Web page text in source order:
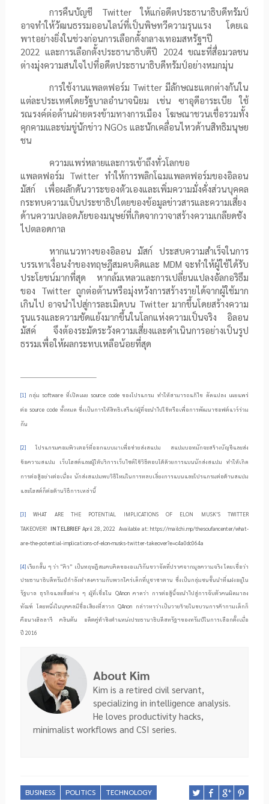
การคืนบัญชี Twitterให้แก่อดีตประธานาธิบดีทรัมป์
อาจทำให้วัฒนธรรมออนไลน์ที่เป็นพิษทวีความรุนแรง โดยเฉ
พาtอย่างยิ่งในช่วงก่อนการเลือกตั้งกลางเทอมสหรัฐฯปี
2022 และการเลือกตั้งประธานาธิบดีปี 2024ขณะที่สื่อมวลชน
ต่างมุ่งความสนใจไปที่อดีตประธานาธิบดีทรัมป์อย่างหมกมุ่น
การใช้งานแพลตฟอร์ม Twitterมีลักษณะแตกต่างกันใน
แต่ละประเทศโดยรัฐบาลอำนาจนิยม เช่น ซาอุดีอาระเบีย ใช้
รณรงค์ต่อต้านฝ่ายตรงข้ามทางการเมือง โฆษณาชวนเชื่อรวมทั้ง
คุกคามและข่มขู่นักข่าว NGOs และนักเคลื่อนไหวด้านสิทธิมนุษย
ชน
ความแพร่หลายและการเข้าถึงทั่วโลกขอ
แพลตฟอร์ม Twitterทำให้การพลิกโฉมแพลตฟอร์มของอิลอน
มัสก์ เพื่อผลักดันวาระของตัวเองและเพิ่มความมั่งคั่งส่วนบุคคล
กระทบความเป็นประชาธิปไตยของข้อมูลข่าวสารและความเสี่ยง
ด้านความปลอดภัยของมนุษย์ที่เกิดจากวาจาสร้างความเกลียดชัง
ไปตลอดกาล
หากแนวทางของอิลอน มัสก์ ประสบความสำเร็จในการ
บรรเทาเงื่อนงำของทฤษฎีสมคบคิดและ MDM จะทำให้ผู้ใช้ได้รับ
ประโยชน์มากที่สุด หากล้มเหลวและการเปลี่ยนแปลงอัลกอริธึม
ของ Twitterถูกต่อต้านหรือมุ่งหวังการสร้างรายได้จากผู้ใช้มาก
เกินไป อาจนำไปสู่การละเมิดบน Twitterมากขึ้นโดยสร้างความ
รุนแรงและความขัดแย้งมากขึ้นในโลกแห่งความเป็นจริง อิลอน
มัสค์ จึงต้องระมัดระวังความเสี่ยงและดำเนินการอย่างเป็นรูป
ธรรมเพื่อให้ผลกระทบเหลือน้อยที่สุด
[1] กลุ่มsoftware ที่เปิดเผยsource code ของโปรแกรม ทำให้สามารถแก้ไข ดัดแปลง เผยแพร่
ต่อsource code ทั้งหมด ซึ่งเป็นการให้สิทธิเสรีแก่ผู้ที่จะนำไปใช้หรือเพื่อการพัฒนาซอฟต์แวร์ร่วม
กัน
[2]
โปรแกรมคอมพิวเตอร์ที่ออกแบบมาเพื่อช่วยส่งสแปม สแปมบอทมักจะสร้างบัญชีและส่ง
ข้อความสแปม เว็บโฮสต์และผู้ให้บริการเว็บไซต์ใช้วิธีตอบโต้ด้วยการแบนนักส่งสแปม ทำให้เกิด
การต่อสู้อย่างต่อเนื่อง นักส่งสแปมพบวิธีใหม่ในการหลบเลี่ยงการแบนและโปรแกรมต่อต้านสแปม
และโฮสต์ก็ต่อต้านวิธีการเหล่านี้
[3]WHAT ARE THE POTENTIAL IMPLICATIONS OF ELON MUSK’S TWITTER
TAKEOVER? INTELBRIEFApril 28, 2022 Available at: https://mailchi.mp/thesoufancenter/what-
are-the-potential-implications-of-elon-musks-twitter-takeover?e=c4a0dc064a
[4] เรียกสั้น ๆ ว่า “คิว” เป็นทฤษฎีสมคบคิดของอเมริกันขวาจัดที่ปราศจากมูลความจริง โดยเชื่อว่า
ประธานาธิบดีทรัมป์กำลังทำสงครามกับพวกใคร่เด็กที่บูชาซาตาน ซึ่งเป็นกลุ่มชนชั้นนำที่แฝงอยู่ใน
รัฐบาล ธุรกิจและสื่อต่าง ๆ ผู้ที่เชื่อใน QAnon คาดว่า การต่อสู้นี้จะนำไปสู่การจับตัวคนผิดมาลง
ทัณฑ์ โดยหนึ่งในบุคคลมีชื่อเสียงที่สาวกQAnon กล่าวหาว่าเป็นวายร้ายในขบวนการค้ากามเด็กก็
คือนางฮิลลารี คลินตัน อดีตคู่ท้าชิงตำแหน่งประธานาธิบดีสหรัฐฯของทรัมป์ในการเลือกตั้งเมื่อ
ปี 2016
About Kim
Kim is a retired civil servant,
specializing in intelligence analysis.
He loves productivity hacks,
minimalist workflows and CSI series.
BUSINESS POLITICS TECHNOLOGY